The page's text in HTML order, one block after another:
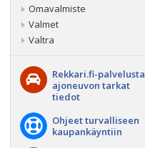
Omavalmiste
Valmet
Valtra
Rekkari.fi-palvelusta
ajoneuvon tarkat
tiedot
Ohjeet turvalliseen
kaupankäyntiin